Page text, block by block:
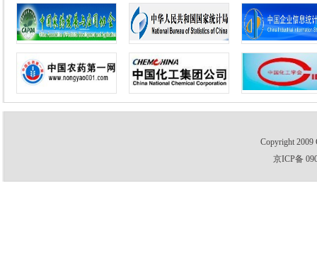
Copyright 2009
京ICP备